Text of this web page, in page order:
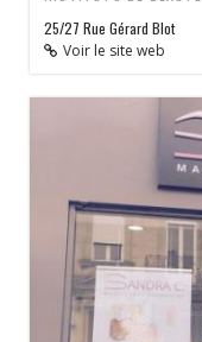
25/27 Rue Gérard Blot
Voir le site web